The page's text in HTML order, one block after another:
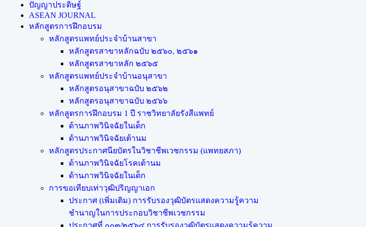
ปัญญาประดิษฐ์
ASEAN JOURNAL
หลักสูตรการฝึกอบรม
หลักสูตรแพทย์ประจำบ้านสาขา
หลักสูตรสาขาหลักฉบับ ๒๕๖๐, ๒๕๖๑
หลักสูตรสาขาหลัก ๒๕๖๕
หลักสูตรแพทย์ประจำบ้านอนุสาขา
หลักสูตรอนุสาขาฉบับ ๒๕๖๒
หลักสูตรอนุสาขาฉบับ ๒๕๖๖
หลักสูตรการฝึกอบรม 1 ปี ราชวิทยาลัยรังสีแพทย์
ด้านภาพวินิจฉัยในเด็ก
ด้านภาพวินิจฉัยเต้านม
หลักสูตรประกาศนียบัตรในวิชาชีพเวชกรรม (แพทยสภา)
ด้านภาพวินิจฉัยโรคเต้านม
ด้านภาพวินิจฉัยในเด็ก
การขอเทียบเท่า​วุฒิปริญญา​เอก
ประกาศ (เพิ่มเติม) การรับรองวุฒิบัตรแสดงความรู้ความ
ชำนาญในการประกอบวิชาชีพเวชกรรม
ประกาศที่ ๐๐๓/๒๕๖๔ การรับรองวุฒิบัตรแสดงความรู้ความ